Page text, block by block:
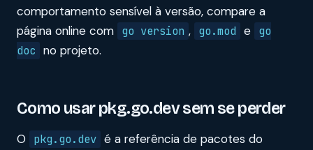
comportamento sensível à versão, compare a
página online com go version , go.mod e go
doc no projeto.
Como usar pkg.go.dev sem se perder
O pkg.go.dev é a referência de pacotes do